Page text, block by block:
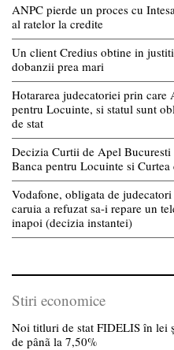
ANPC pierde un proces cu
al ratelor la credite
Un client Credius obtine in
dobanzii prea mari
Hotararea judecatoriei prin care
pentru Locuinte, si statul sunt
de stat
Decizia Curtii de Apel
Banca pentru Locuinte si Curtea
Vodafone, obligata de
caruia a refuzat sa-i repare un
inapoi (decizia instantei)
Stiri economice
Noi titluri de stat FIDELIS în lei
de pânã la 7,50%